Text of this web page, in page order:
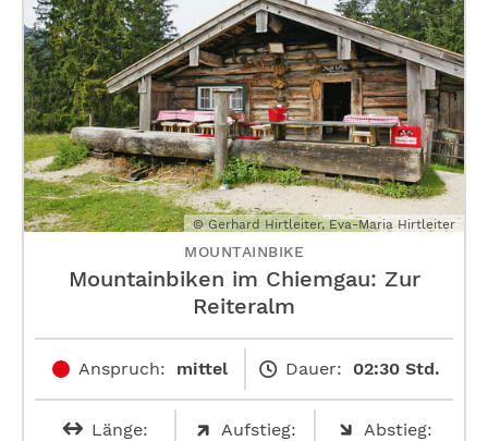
© Gerhard Hirtleiter, Eva-Maria Hirtleiter
MOUNTAINBIKE
Mountainbiken im Chiemgau: Zur
Reiteralm
Anspruch: mittel Dauer: 02:30 Std.
Länge:
Aufstieg:
Abstieg: